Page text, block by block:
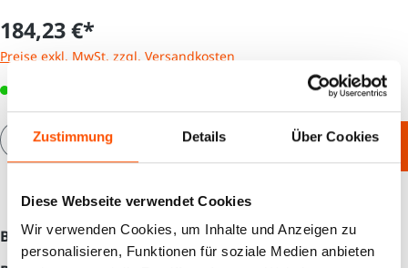
Zustimmung Details Über Cookies
Diese Webseite verwendet Cookies
Wir verwenden Cookies, um Inhalte und Anzeigen zu
personalisieren, Funktionen für soziale Medien anbieten
184,23 €*
Preise exkl. MwSt. zzgl. Versandkosten
Produkt Anzahl: Gib den gewünschten
In den Warenkorb
Beschreibung